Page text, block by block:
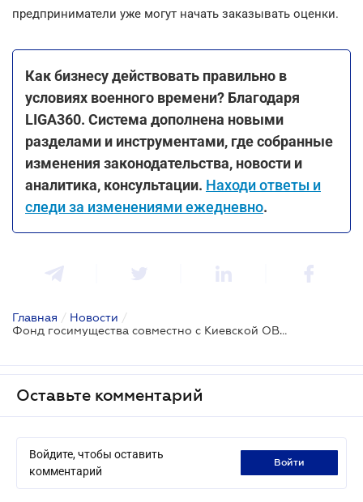
предприниматели уже могут начать заказывать оценки.
Как бизнесу действовать правильно в
условиях военного времени? Благодаря
LIGA360. Система дополнена новыми
разделами и инструментами, где собранные
изменения законодательства, новости и
аналитика, консультации. Находи ответы и
следи за изменениями ежедневно.
Главная / Новости /
Фонд госимущества совместно с Киевской ОВА запускают проект, который поможет бизнесу оценить убытки от агрессии рф
Оставьте комментарий
Войдите, чтобы оставить
комментарий
войти